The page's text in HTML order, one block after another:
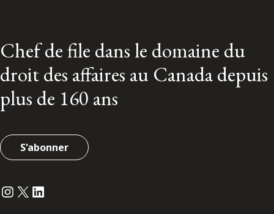
Chef de file dans le domaine du
droit des affaires au Canada depuis
plus de 160 ans
S'abonner
Instagram
Twitter
LinkedIn